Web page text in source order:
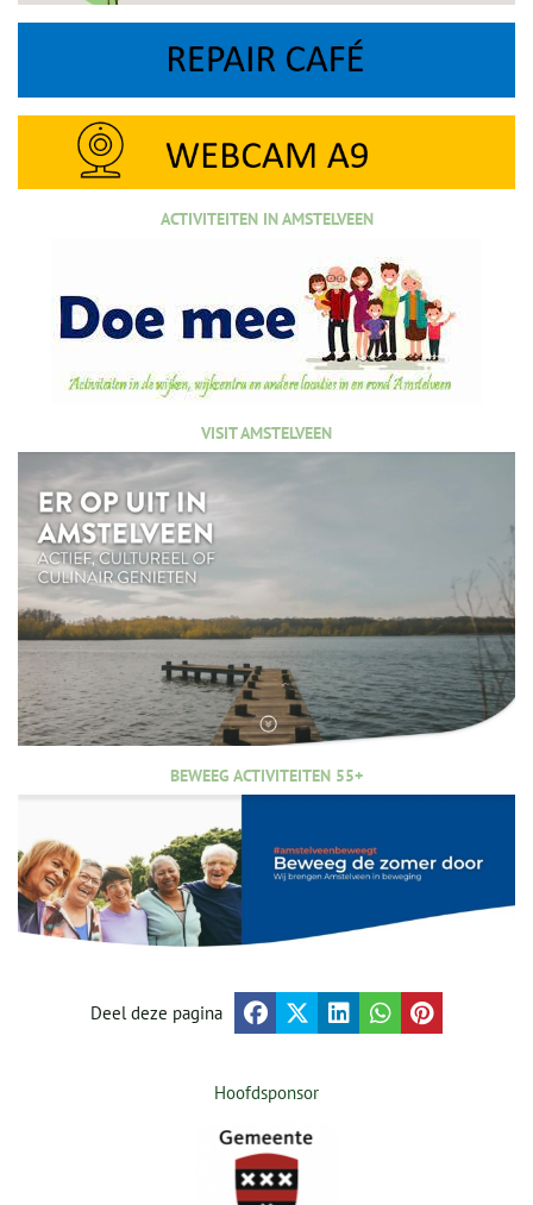
ACTIVITEITEN IN AMSTELVEEN
VISIT AMSTELVEEN
BEWEEG ACTIVITEITEN 55+
Deel deze pagina
Hoofdsponsor